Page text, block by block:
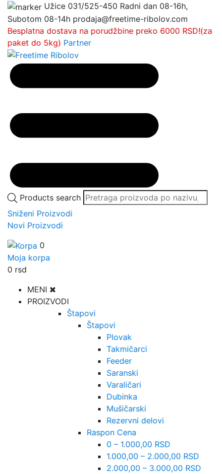
Užice 031/525-450 Radni dan 08-16h,
Subotom 08-14h prodaja@freetime-ribolov.com
Besplatna dostava na porudžbine preko 6000 RSD!(za
paket do 5kg) Partner
Products search
Sniženi Proizvodi
Novi Proizvodi
0
Moja korpa
0 rsd
MENI
PROIZVODI
Štapovi
Štapovi
Plovak
Takmičarci
Feeder
Saranski
Varaličari
Dubinka
Mušičarski
Rezervni delovi
Raspon Cena
0 – 1.000,00 RSD
1.000,00 – 2.000,00 RSD
2.000,00 – 3.000,00 RSD